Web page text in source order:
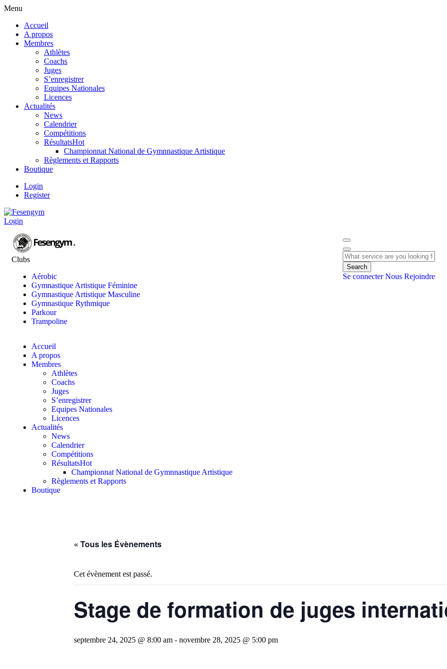
Menu
Accueil
A propos
Membres
Athlètes
Coachs
Juges
S’enregistrer
Equipes Nationales
Licences
Actualités
News
Calendrier
Compétitions
RésultatsHot
Championnat National de Gymnnastique Artistique
Règlements et Rapports
Boutique
Login
Register
Login
Clubs
Aérobic
Gymnastique Artistique Féminine
Gymnastique Artistique Masculine
Gymnastique Rythmique
Parkour
Trampoline
Accueil
A propos
Membres
Athlètes
Coachs
Juges
S’enregistrer
Equipes Nationales
Licences
Actualités
News
Calendrier
Compétitions
RésultatsHot
Championnat National de Gymnnastique Artistique
Règlements et Rapports
Boutique
Search
Se connecterNous Rejoindre
« Tous les Évènements
Cet évènement est passé.
Stage de formation de juges
septembre 24, 2025 @ 8:00 am - novembre 28, 2025 @ 5:00 pm